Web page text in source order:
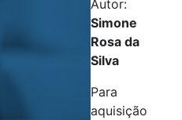
Autor:
Simone
Rosa da
Silva
Para
aquisição